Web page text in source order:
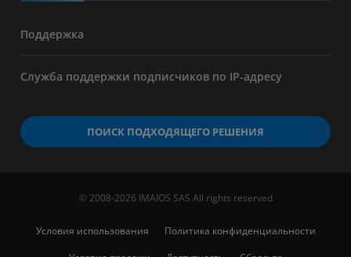
Поддержка
Служба поддержки подписчиков по IP-адресу
ПОИСК ПОДХОДЯЩЕГО РЕШЕНИЯ
© 2008-2026 IMAIOS SAS All rights reserved
Условия использования
Политика конфиденциальности